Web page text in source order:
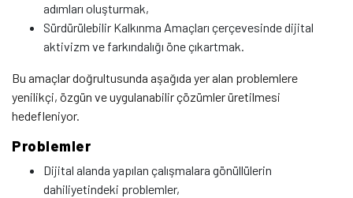
adımları oluşturmak,
Sürdürülebilir Kalkınma Amaçları çerçevesinde dijital
aktivizm ve farkındalığı öne çıkartmak.
Bu amaçlar doğrultusunda aşağıda yer alan problemlere
yenilikçi, özgün ve uygulanabilir çözümler üretilmesi
hedefleniyor.
Problemler
Dijital alanda yapılan çalışmalara gönüllülerin
dahiliyetindeki problemler,